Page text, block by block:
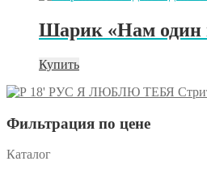
Шарик «Нам один
Купить
Фильтрация по цене
Каталог